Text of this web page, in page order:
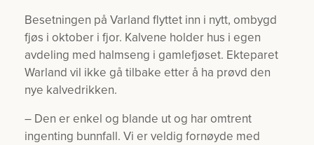
Besetningen på Varland flyttet inn i nytt, ombygd
fjøs i oktober i fjor. Kalvene holder hus i egen
avdeling med halmseng i gamlefjøset. Ekteparet
Warland vil ikke gå tilbake etter å ha prøvd den
nye kalvedrikken.
– Den er enkel og blande ut og har omtrent
ingenting bunnfall. Vi er veldig fornøyde med